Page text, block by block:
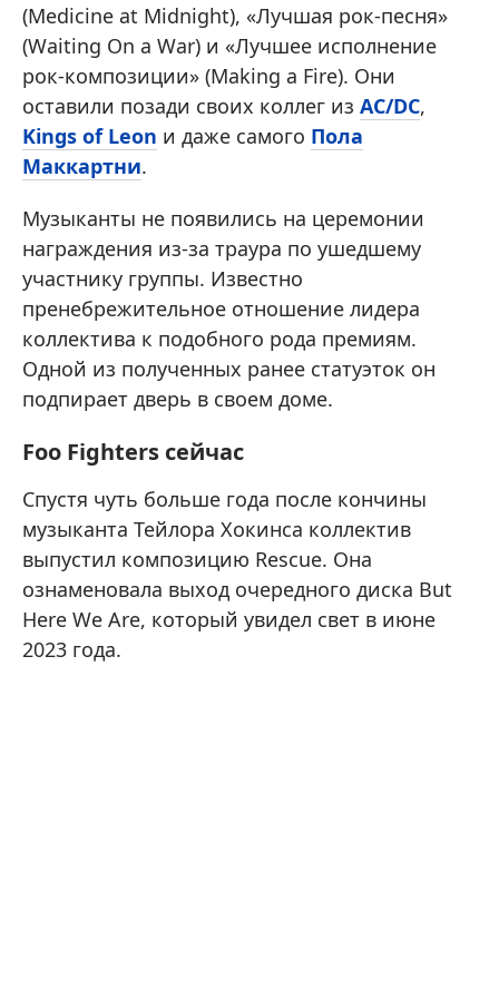
(Medicine at Midnight), «Лучшая рок-песня»
(Waiting On a War) и «Лучшее исполнение
рок-композиции» (Making a Fire). Они
оставили позади своих коллег из AC/DC,
Kings of Leon и даже самого Пола
Маккартни.
Музыканты не появились на церемонии
награждения из-за траура по ушедшему
участнику группы. Известно
пренебрежительное отношение лидера
коллектива к подобного рода премиям.
Одной из полученных ранее статуэток он
подпирает дверь в своем доме.
Foo Fighters сейчас
Спустя чуть больше года после кончины
музыканта Тейлора Хокинса коллектив
выпустил композицию Rescue. Она
ознаменовала выход очередного диска But
Here We Are, который увидел свет в июне
2023 года.